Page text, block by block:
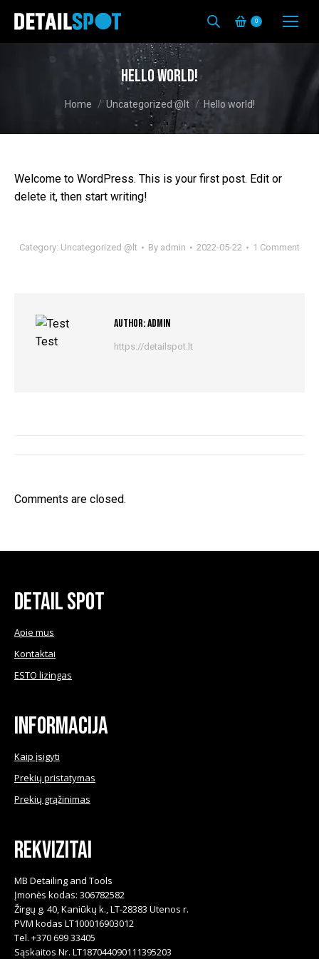
0
Hello world!
You are here:
Home Uncategorized @lt Hello world!
Welcome to WordPress. This is your first post. Edit or
delete it, then start writing!
Category: Uncategorized @lt By admin 2022-05-22 1 Comment
Author:admin
https://detailspot.lt
Comments are closed.
Detail Spot
Apie mus
Kontaktai
ESTO lizingas
Informacija
Kaip įsigyti
Prekių pristatymas
Prekių grąžinimas
Rekvizitai
MB Detailing and Tools
Įmonės kodas: 306782582
Žirgų g. 40, Kaniūkų k., LT-28383 Utenos r.
PVM kodas LT100016903012
Tel. +370 699 33405
Sąskaitos Nr. LT187044090111395203